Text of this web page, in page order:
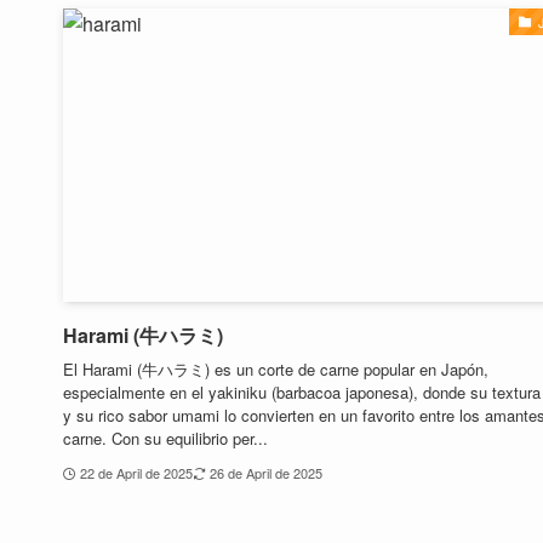
Harami (牛ハラミ)
El Harami (牛ハラミ) es un corte de carne popular en Japón,
especialmente en el yakiniku (barbacoa japonesa), donde su
y su rico sabor umami lo convierten en un favorito entre los
carne. Con su equilibrio per...
22 de April de 2025 26 de April de 2025